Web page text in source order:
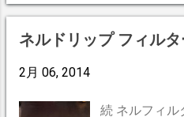
プレッソ1杯
大事に優しく
ネルドリップ フィル
2月 06, 2014
続 ネルフィル